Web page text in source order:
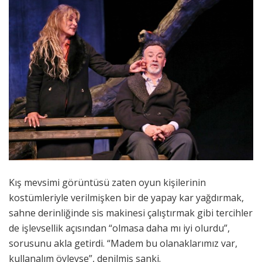
Kış mevsimi görüntüsü zaten oyun kişilerinin
kostümleriyle verilmişken bir de yapay kar yağdırmak,
sahne derinliğinde sis makinesi çalıştırmak gibi tercihler
de işlevsellik açısından “olmasa daha mı iyi olurdu”,
sorusunu akla getirdi. “Madem bu olanaklarımız var,
kullanalım öyleyse”, denilmiş sanki.